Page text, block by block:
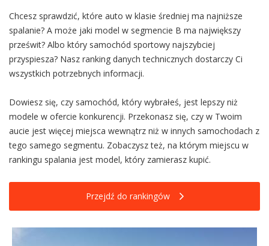
Chcesz sprawdzić, które auto w klasie średniej ma najniższe
spalanie? A może jaki model w segmencie B ma największy
prześwit? Albo który samochód sportowy najszybciej
przyspiesza? Nasz ranking danych technicznych dostarczy Ci
wszystkich potrzebnych informacji.
Dowiesz się, czy samochód, który wybrałeś, jest lepszy niż
modele w ofercie konkurencji. Przekonasz się, czy w Twoim
aucie jest więcej miejsca wewnątrz niż w innych samochodach z
tego samego segmentu. Zobaczysz też, na którym miejscu w
rankingu spalania jest model, który zamierasz kupić.
Przejdź do rankingów